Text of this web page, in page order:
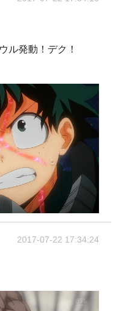
ル発動！デク！
2017-07-22 17:34:24